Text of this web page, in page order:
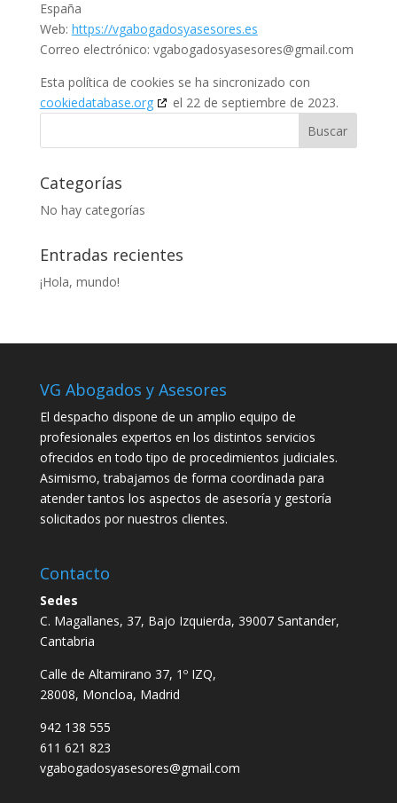
España
Web: https://vgabogadosyasesores.es
Correo electrónico: vgabogadosyasesores@gmail.com
Esta política de cookies se ha sincronizado con
cookiedatabase.org
el 22 de septiembre de 2023.
Categorías
No hay categorías
Entradas recientes
¡Hola, mundo!
VG Abogados y Asesores
El despacho dispone de un amplio equipo de
profesionales expertos en los distintos servicios
ofrecidos en todo tipo de procedimientos judiciales.
Asimismo, trabajamos de forma coordinada para
atender tantos los aspectos de asesoría y gestoría
solicitados por nuestros clientes.
Contacto
Sedes
C. Magallanes, 37, Bajo Izquierda, 39007 Santander,
Cantabria
Calle de Altamirano 37, 1º IZQ,
28008, Moncloa, Madrid
942 138 555
611 621 823
vgabogadosyasesores@gmail.com